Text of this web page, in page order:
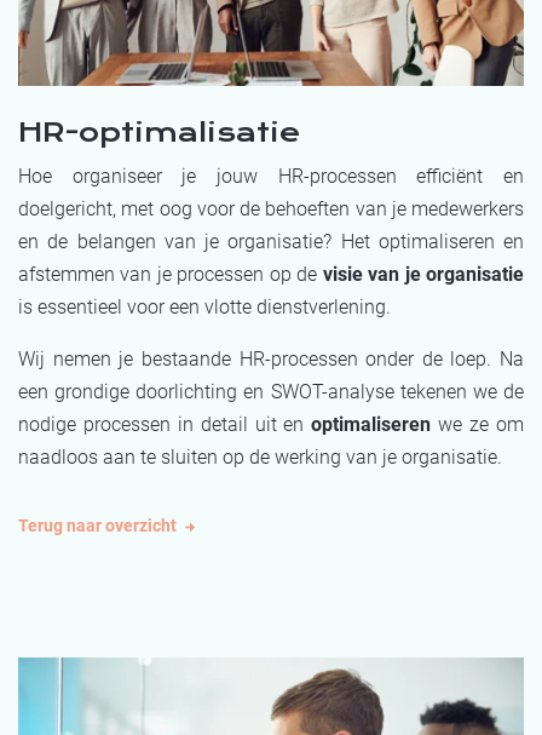
HR-optimalisatie
Hoe organiseer je jouw HR-processen efficiënt en
doelgericht, met oog voor de behoeften van je medewerkers
en de belangen van je organisatie? Het optimaliseren en
afstemmen van je processen op de visie van je organisatie
is essentieel voor een vlotte dienstverlening.
Wij nemen je bestaande HR-processen onder de loep. Na
een grondige doorlichting en SWOT-analyse tekenen we de
nodige processen in detail uit enoptimaliserenwe zeom
naadloos aan te sluiten op de werking van je organisatie.
Terug naar overzicht